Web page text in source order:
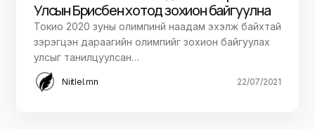
Улсын Брисбен хотод зохион байгуулна
Токио 2020 зуны олимпинй наадам эхэлж байхтай
зэрэгцэн дараагийн олимпийг зохион байгуулах
улсыг танилцуулсан…
Niitlel.mn 22/07/2021